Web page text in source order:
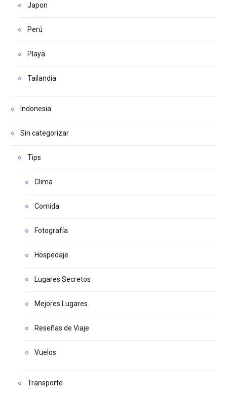
Japon
Perú
Playa
Tailandia
Indonesia
Sin categorizar
Tips
Clima
Comida
Fotografía
Hospedaje
Lugares Secretos
Mejores Lugares
Reseñas de Viaje
Vuelos
Transporte